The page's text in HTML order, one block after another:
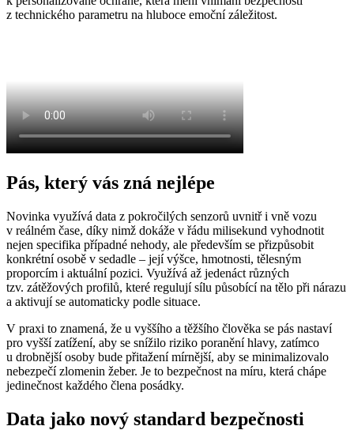
z technického parametru na hluboce emoční záležitost.
Pás, který vás zná nejlépe
Novinka využívá data z pokročilých senzorů uvnitř i vně vozu
v reálném čase, díky nimž dokáže v řádu milisekund vyhodnotit
nejen specifika případné nehody, ale především se přizpůsobit
konkrétní osobě v sedadle – její výšce, hmotnosti, tělesným
proporcím i aktuální pozici. Využívá až jedenáct různých
tzv. zátěžových profilů, které regulují sílu působící na tělo při nárazu
a aktivují se automaticky podle situace.
V praxi to znamená, že u vyššího a těžšího člověka se pás nastaví
pro vyšší zatížení, aby se snížilo riziko poranění hlavy, zatímco
u drobnější osoby bude přitažení mírnější, aby se minimalizovalo
nebezpečí zlomenin žeber. Je to bezpečnost na míru, která chápe
jedinečnost každého člena posádky.
Data jako nový standard bezpečnosti